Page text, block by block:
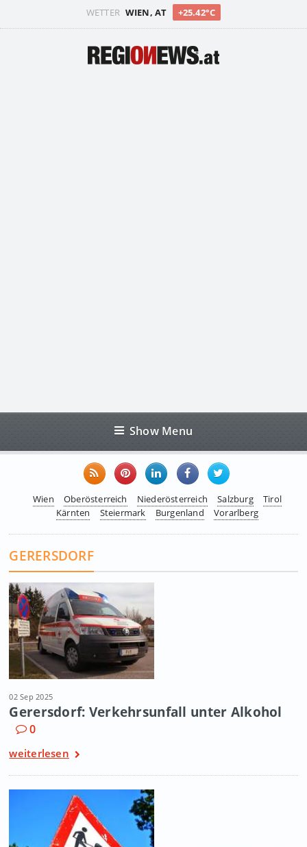
WETTER WIEN, AT +25.42°C
Show Menu
Wien Oberösterreich Niederösterreich Salzburg
Tirol
Kärnten
Steiermark Burgenland Vorarlberg
GERERSDORF
02 Sep 2025
Gerersdorf: Verkehrsunfall unter Alkohol
0
weiterlesen